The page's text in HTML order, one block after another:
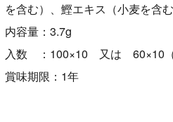
を含む）、鰹エキス（小麦を含
内容量：3.7g
入数 ：100×10 又は 60×10（
賞味期限：1年